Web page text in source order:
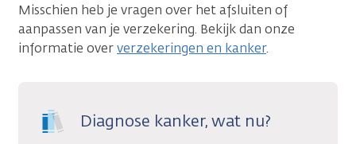
Misschien heb je vragen over het afsluiten of
aanpassen van je verzekering. Bekijk dan onze
informatie oververzekeringen en kanker.
Diagnose kanker, wat nu?